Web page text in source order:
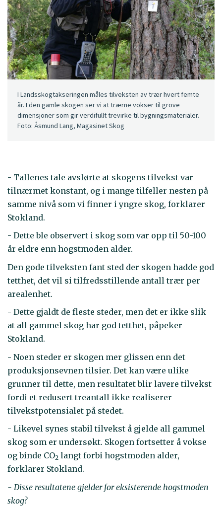
I Landsskogtakseringen måles tilveksten av trær hvert femte
år. I den gamle skogen ser vi at trærne vokser til grove
dimensjoner som gir verdifullt trevirke til bygningsmaterialer.
Foto: Åsmund Lang, Magasinet Skog
- Tallenes tale avslørte at skogens tilvekst var
tilnærmet konstant, og i mange tilfeller nesten på
samme nivå som vi finner i yngre skog, forklarer
Stokland.
- Dette ble observert i skog som var opp til 50-100
år eldre enn hogstmoden alder.
Den gode tilveksten fant sted der skogen hadde god
tetthet, det vil si tilfredsstillende antall trær per
arealenhet.
- Dette gjaldt de fleste steder, men det er ikke slik
at all gammel skog har god tetthet, påpeker
Stokland.
- Noen steder er skogen mer glissen enn det
produksjonsevnen tilsier. Det kan være ulike
grunner til dette, men resultatet blir lavere tilvekst
fordi et redusert treantall ikke realiserer
tilvekstpotensialet på stedet.
- Likevel synes stabil tilvekst å gjelde all gammel
skog som er undersøkt. Skogen fortsetter å vokse
og binde CO2 langt forbi hogstmoden alder,
forklarer Stokland.
- Disse resultatene gjelder for eksisterende hogstmoden
skog?